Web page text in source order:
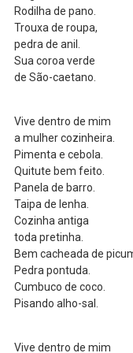
Rodilha de pano.
Trouxa de roupa,
pedra de anil.
Sua coroa verde
de São-caetano.
Vive dentro de mim
a mulher cozinheira.
Pimenta e cebola.
Quitute bem feito.
Panela de barro.
Taipa de lenha.
Cozinha antiga
toda pretinha.
Bem cacheada de
Pedra pontuda.
Cumbuco de coco.
Pisando alho-sal.
Vive dentro de mim